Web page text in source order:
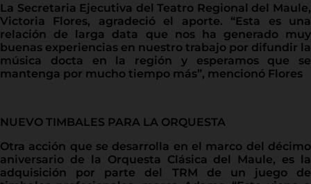
La Secretaria Ejecutiva del Teatro Regional del Maule,
Victoria Flores, agradeció el aporte. “Esta es una
relación de larga data que nos ha generado muy
buenas experiencias en nuestro trabajo por difundir la
música docta en la región y esperamos que se
mantenga por mucho tiempo más”, mencionó Flores
NUEVO TIMBALES PARA LA ORQUESTA
Otra acción que se desarrolla en el marco del décimo
aniversario de la Orquesta Clásica del Maule, es la
adquisición por parte del TRM de un juego de